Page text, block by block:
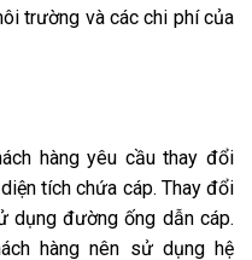
trường và các chi phí của
hàng yêu cầu thay đổi
tích chứa cáp. Thay đổi
dụng đường ống dẫn cáp.
hàng nên sử dụng hệ